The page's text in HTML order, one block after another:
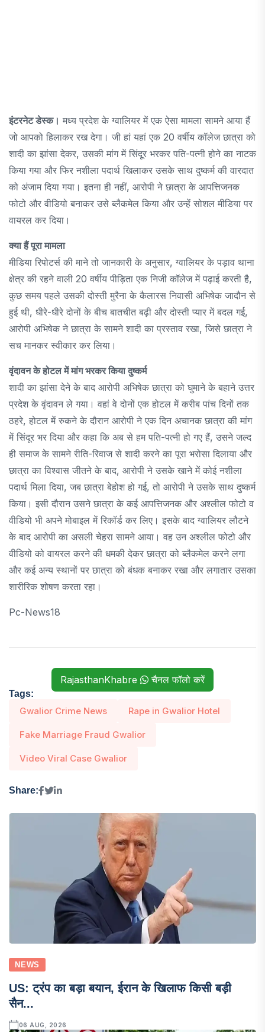
इंटरनेट डेस्क। मध्य प्रदेश के ग्वालियर में एक ऐसा मामला सामने आया हैं
जो आपको हिलाकर रख देगा। जी हां यहां एक 20 वर्षीय कॉलेज छात्रा को
शादी का झांसा देकर, उसकी मांग में सिंदूर भरकर पति-पत्नी होने का नाटक
किया गया और फिर नशीला पदार्थ खिलाकर उसके साथ दुष्कर्म की वारदात
को अंजाम दिया गया। इतना ही नहीं, आरोपी ने छात्रा के आपत्तिजनक
फोटो और वीडियो बनाकर उसे ब्लैकमेल किया और उन्हें सोशल मीडिया पर
वायरल कर दिया।
क्या हैं पूरा मामला
मीडिया रिपोटर्स की माने तो जानकारी के अनुसार, ग्वालियर के पड़ाव थाना
क्षेत्र की रहने वाली 20 वर्षीय पीड़िता एक निजी कॉलेज में पढ़ाई करती है,
कुछ समय पहले उसकी दोस्ती मुरैना के कैलारस निवासी अभिषेक जादौन से
हुई थी, धीरे-धीरे दोनों के बीच बातचीत बढ़ी और दोस्ती प्यार में बदल गई,
आरोपी अभिषेक ने छात्रा के सामने शादी का प्रस्ताव रखा, जिसे छात्रा ने
सच मानकर स्वीकार कर लिया।
वृंदावन के होटल में मांग भरकर किया दुष्कर्म
शादी का झांसा देने के बाद आरोपी अभिषेक छात्रा को घुमाने के बहाने उत्तर
प्रदेश के वृंदावन ले गया। वहां वे दोनों एक होटल में करीब पांच दिनों तक
ठहरे, होटल में रुकने के दौरान आरोपी ने एक दिन अचानक छात्रा की मांग
में सिंदूर भर दिया और कहा कि अब से हम पति-पत्नी हो गए हैं, उसने जल्द
ही समाज के सामने रीति-रिवाज से शादी करने का पूरा भरोसा दिलाया और
छात्रा का विश्वास जीतने के बाद, आरोपी ने उसके खाने में कोई नशीला
पदार्थ मिला दिया, जब छात्रा बेहोश हो गई, तो आरोपी ने उसके साथ दुष्कर्म
किया। इसी दौरान उसने छात्रा के कई आपत्तिजनक और अश्लील फोटो व
वीडियो भी अपने मोबाइल में रिकॉर्ड कर लिए। इसके बाद ग्वालियर लौटने
के बाद आरोपी का असली चेहरा सामने आया। वह उन अश्लील फोटो और
वीडियो को वायरल करने की धमकी देकर छात्रा को ब्लैकमेल करने लगा
और कई अन्य स्थानों पर छात्रा को बंधक बनाकर रखा और लगातार उसका
शारीरिक शोषण करता रहा।
Pc-News18
RajasthanKhabre चैनल फॉलो करें
Tags:
Gwalior Crime News Rape in Gwalior Hotel
Fake Marriage Fraud Gwalior
Video Viral Case Gwalior
Share:
NEWS
US: ट्रंप का बड़ा बयान, ईरान के खिलाफ किसी बड़ी
सैन...
06 AUG, 2026